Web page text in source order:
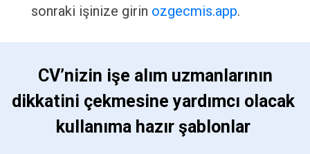
sonraki işinize girin ozgecmis.app.
dikkatini çekmesine yardımcı olacak
kullanıma hazır şablonlar